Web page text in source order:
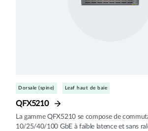
Dorsale (spine) Leaf haut de baie
QFX5210
La gamme QFX5210 se compose de
10/25/40/100 GbE à faible latence et sans